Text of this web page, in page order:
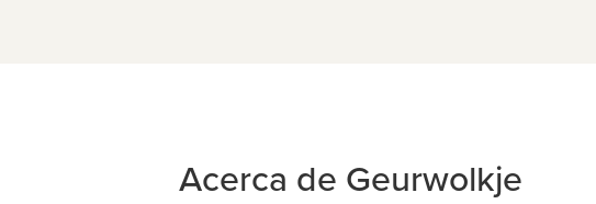
Acerca de Geurwolkje